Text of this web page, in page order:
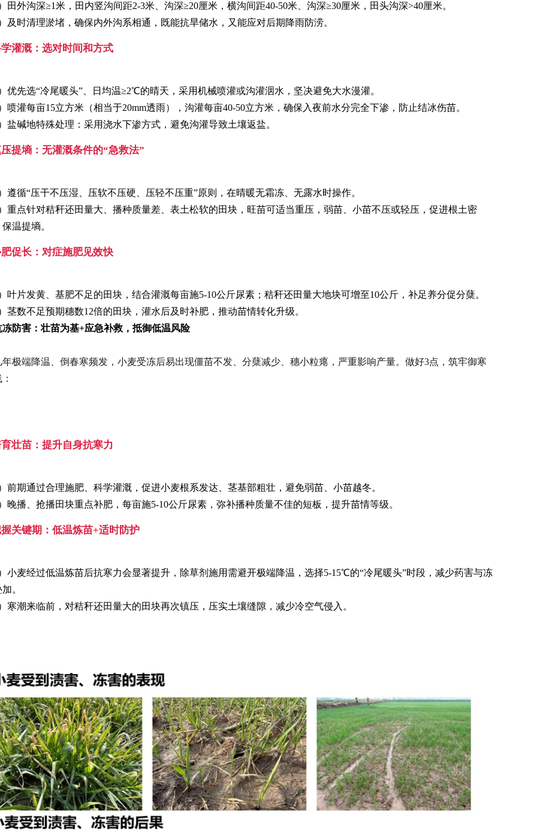
田外沟深≥1米，田内竖沟间距2-3米、沟深≥20厘米，横沟间距40-50米、沟深≥30厘米，田头沟深>40厘米。
及时清理淤堵，确保内外沟系相通，既能抗旱储水，又能应对后期降雨防涝。
灌溉：选对时间和方式
优先选“冷尾暖头”、日均温≥2℃的晴天，采用机械喷灌或沟灌洇水，坚决避免大水漫灌。
喷灌每亩15立方米（相当于20mm透雨），沟灌每亩40-50立方米，确保入夜前水分完全下渗，防止结冰伤苗。
盐碱地特殊处理：采用浇水下渗方式，避免沟灌导致土壤返盐。
提墒：无灌溉条件的“急救法”
遵循“压干不压湿、压软不压硬、压轻不压重”原则，在晴暖无霜冻、无露水时操作。
重点针对秸秆还田量大、播种质量差、表土松软的田块，旺苗可适当重压，弱苗、小苗不压或轻压，促进根土密
温提墒。
促长：对症施肥见效快
叶片发黄、基肥不足的田块，结合灌溉每亩施5-10公斤尿素；秸秆还田量大地块可增至10公斤，补足养分促分蘖。
茎数不足预期穗数12倍的田块，灌水后及时补肥，推动苗情转化升级。
冻防害：壮苗为基+应急补救，抵御低温风险
年极端降温、倒春寒频发，小麦受冻后易出现僵苗不发、分蘖减少、穗小粒瘪，严重影响产量。做好3点，筑牢御寒
壮苗：提升自身抗寒力
前期通过合理施肥、科学灌溉，促进小麦根系发达、茎基部粗壮，避免弱苗、小苗越冬。
晚播、抢播田块重点补肥，每亩施5-10公斤尿素，弥补播种质量不佳的短板，提升苗情等级。
关键期：低温炼苗+适时防护
小麦经过低温炼苗后抗寒力会显著提升，除草剂施用需避开极端降温，选择5-15℃的“冷尾暖头”时段，减少药害与冻
。
寒潮来临前，对秸秆还田量大的田块再次镇压，压实土壤缝隙，减少冷空气侵入。